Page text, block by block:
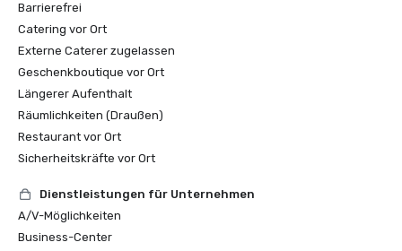
Barrierefrei
Catering vor Ort
Externe Caterer zugelassen
Geschenkboutique vor Ort
Längerer Aufenthalt
Räumlichkeiten (Draußen)
Restaurant vor Ort
Sicherheitskräfte vor Ort
Dienstleistungen für Unternehmen
A/V-Möglichkeiten
Business-Center